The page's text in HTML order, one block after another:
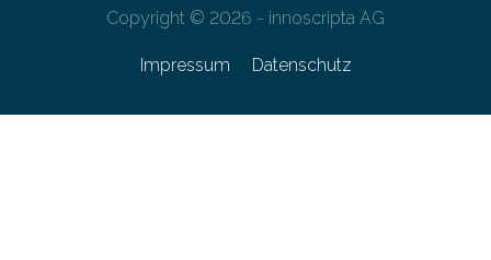
Copyright © 2026 - innoscripta AG
Impressum Datenschutz